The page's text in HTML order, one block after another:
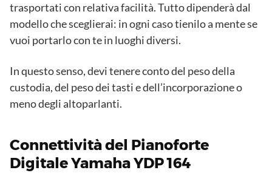
trasportati con relativa facilità. Tutto dipenderà dal
modello che sceglierai: in ogni caso tienilo a mente se
vuoi portarlo con te in luoghi diversi.
In questo senso, devi tenere conto del peso della
custodia, del peso dei tasti e dell’incorporazione o
meno degli altoparlanti.
Connettività del Pianoforte
Digitale Yamaha YDP 164